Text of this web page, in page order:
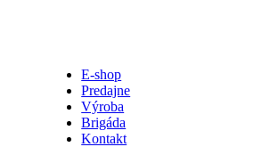
E-shop
Predajne
Výroba
Brigáda
Kontakt